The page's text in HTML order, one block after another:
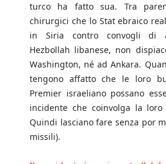
turco ha fatto sua. Tra
chirurgici che lo Stat ebraico
in Siria contro convogli di
Hezbollah libanese, non
Washington, né ad Ankara.
tengono affatto che le loro
Premier israeliano possano
incidente che coinvolga la loro
Quindi lasciano fare senza por
missili).